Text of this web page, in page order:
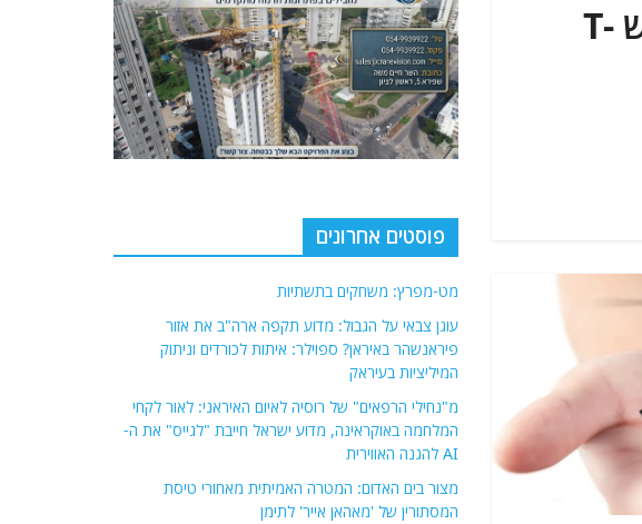
המערב הצליח לשים את ידו על הטנק הרוסי החדיש T-
פוסטים אחרונים
מט-מפרץ: משחקים בתשתיות
עוגן צבאי על הגבול: מדוע תקפה ארה"ב את אזור
פיראנשהר באיראן? ספוילר: איתות לכורדים וניתוק
המיליציות בעיראק
מ"נחילי הרפאים" של רוסיה לאיום האיראני: לאור לקחי
המלחמה באוקראינה, מדוע ישראל חייבת "לגייס" את ה-
AI להגנה האווירית
מצור בים האדום: המטרה האמיתית מאחורי טיסת
המסתורין של 'מאהאן אייר' לתימן